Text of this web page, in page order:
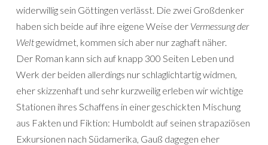
widerwillig sein Göttingen verlässt. Die zwei Großdenker
haben sich beide auf ihre eigene Weise der Vermessung der
Weltgewidmet, kommen sich aber nur zaghaft näher.
Der Roman kann sich auf knapp 300 Seiten Leben und
Werk der beiden allerdings nur schlaglichtartig widmen,
eher skizzenhaft und sehr kurzweilig erleben wir wichtige
Stationen ihres Schaffens in einer geschickten Mischung
aus Fakten und Fiktion: Humboldt auf seinen strapaziösen
Exkursionen nach Südamerika, Gauß dagegen eher